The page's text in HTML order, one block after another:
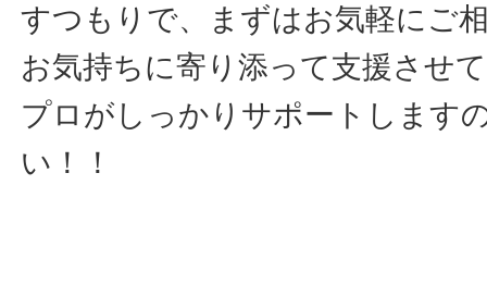
すつもりで、まずはお気軽にご
お気持ちに寄り添って支援させ
プロがしっかりサポートします
い！！